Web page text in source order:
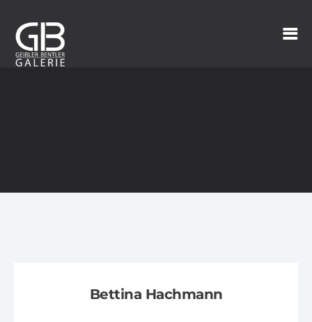
Bettina Hachmann